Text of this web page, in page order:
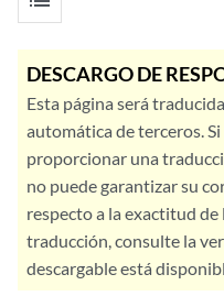
DESCARGO DE
Esta página será
automática de terceros.
proporcionar una
no puede garantizar su
respecto a la exactitud
traducción, consulte la
descargable está